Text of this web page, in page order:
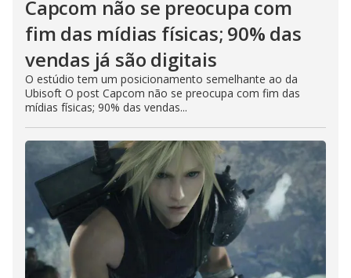
Capcom não se preocupa com
fim das mídias físicas; 90% das
vendas já são digitais
O estúdio tem um posicionamento semelhante ao da
Ubisoft O post Capcom não se preocupa com fim das
mídias físicas; 90% das vendas...